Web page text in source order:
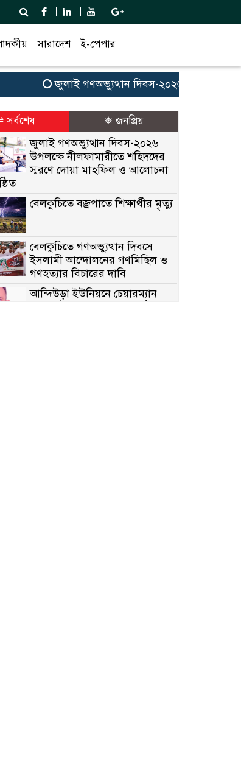
সারাদেশ ই-পেপার
জুলাই গণঅভ্যুত্থান দিবস-২০২৬ উপলক্ষে
সর্বশেষ ❅ জনপ্রিয়
জুলাই গণঅভ্যুত্থান দিবস-২০২৬
উপলক্ষে নীলফামারীতে শহিদদের
স্মরণে দোয়া মাহফিল ও আলোচনা
বেলকুচিতে বজ্রপাতে শিক্ষার্থীর মৃত্যু
বেলকুচিতে গণঅভ্যুত্থান দিবসে
ইসলামী আন্দোলনের গণমিছিল ও
গণহত্যার বিচারের দাবি
আন্দিউড়া ইউনিয়নে চেয়ারম্যান